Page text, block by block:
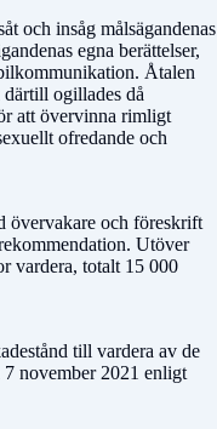
och insåg målsägandenas
egna berättelser,
Åtalen
ogillades då
att övervinna rimligt
ofredande och
övervakare och föreskrift
Utöver
vardera, totalt 15 000
till vardera av de
7 november 2021 enligt